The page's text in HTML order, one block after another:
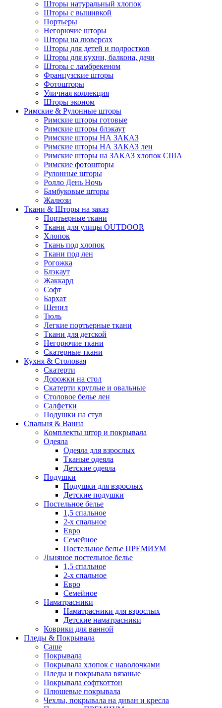
Шторы натуральный хлопок
Шторы с вышивкой
Портьеры
Негорючие шторы
Шторы на люверсах
Шторы для детей и подростков
Шторы для кухни, балкона, дачи
Шторы с ламбрекеном
Французские шторы
Фотошторы
Уличная коллекция
Шторы эконом
Римские & Рулонные шторы
Римские шторы готовые
Римские шторы блэкаут
Римские шторы НА ЗАКАЗ
Римские шторы НА ЗАКАЗ лен
Римские шторы на ЗАКАЗ хлопок США
Римские фотошторы
Рулонные шторы
Ролло День Ночь
Бамбуковые шторы
Жалюзи
Ткани & Шторы на заказ
Портьерные ткани
Ткани для улицы OUTDOOR
Хлопок
Ткань под хлопок
Ткани под лен
Рогожка
Блэкаут
Жаккард
Софт
Бархат
Шенил
Тюль
Легкие портьерные ткани
Ткани для детской
Негорючие ткани
Скатерные ткани
Кухня & Столовая
Скатерти
Дорожки на стол
Скатерти круглые и овальные
Столовое белье лен
Салфетки
Подушки на стул
Спальня & Ванна
Комплекты штор и покрывала
Одеяла
Одеяла для взрослых
Тканые одеяла
Детские одеяла
Подушки
Подушки для взрослых
Детские подушки
Постельное белье
1,5 спальное
2-х спальное
Евро
Семейное
Постельное белье ПРЕМИУМ
Льняное постельное белье
1,5 спальное
2-х спальное
Евро
Семейное
Наматрасники
Наматрасники для взрослых
Детские наматрасники
Коврики для ванной
Пледы & Покрывала
Саше
Покрывала
Покрывала хлопок с наволочками
Пледы и покрывала вязаные
Покрывала софткоттон
Плюшевые покрывала
Чехлы, покрывала на диван и кресла